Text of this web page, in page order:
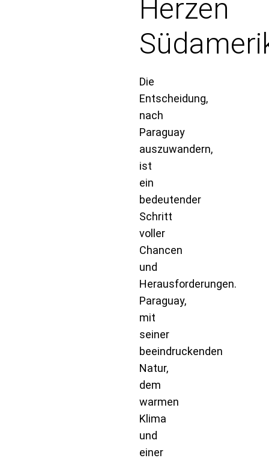
Herzen
Die
Entscheidung,
nach
Paraguay
auszuwandern,
ist
ein
bedeutender
Schritt
voller
Chancen
und
Herausforderungen.
Paraguay,
mit
seiner
beeindruckenden
Natur,
dem
warmen
Klima
und
einer